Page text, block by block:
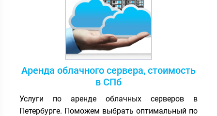
Аренда облачного сервера, стоимость
в СПб
Услуги по аренде облачных серверов в
Петербурге. Поможем выбрать оптимальный по